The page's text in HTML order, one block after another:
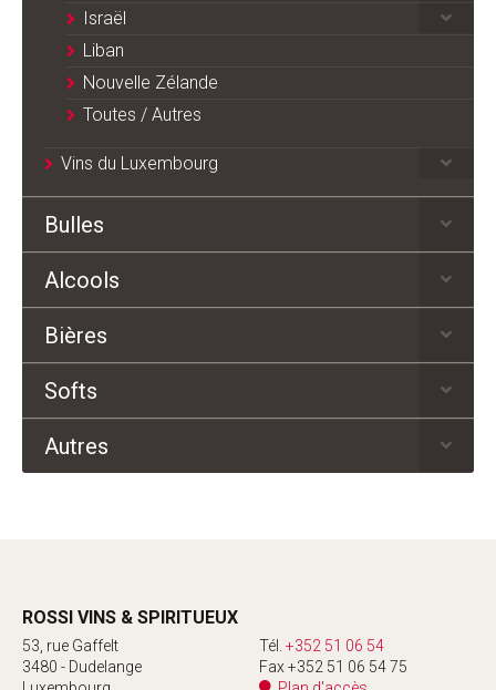
Israël
Liban
Nouvelle Zélande
Toutes / Autres
Vins du Luxembourg
Bulles
Alcools
Bières
Softs
Autres
ROSSI VINS & SPIRITUEUX
53, rue Gaffelt
3480 - Dudelange
Tél. +352 51 06 54
Fax +352 51 06 54 75